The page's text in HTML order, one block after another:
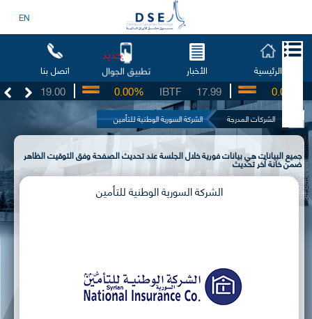
EN
الرئيسية الأخبار تطبيق الجوال
جديد
اتصل بنا
19.00 17.99
IBTF
0.00% 0.00%
الشركات المدرجة الشركة السورية الوطنية للتأمين
جميع البيانات هي بيانات فورية خلال الجلسة عند تحديث الصفحة وفق التوقيت الظاهر
ضمن خانة آخر تحديث
الشركة السورية الوطنية للتأمين